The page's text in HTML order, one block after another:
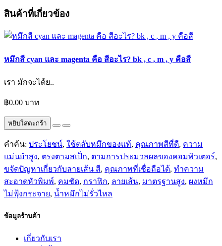
สินค้าที่เกี่ยวข้อง
หมึกสี cyan และ magenta คือ สีอะไร? bk , c , m , y คือสี
เรา มักจะได้ย..
฿0.00 บาท
หยิบใส่ตะกร้า
คำค้น: ประโยชน์, ใช้ตลับหมึกของแท้, คุณภาพสีที่ดี, ความ
แม่นยำสูง, ตรงตามสเป็ก, ตามการประมวลผลของคอมพิวเตอร์,
ขจัดปัญหาเกี่ยวกับลายเส้น สี, คุณภาพที่เชื่อถือได้, ทำความ
สะอาดหัวพิมพ์, คมชัด, กราฟิก, ลายเส้น, มาตรฐานสูง, ผงหมึก
ไม่ฟุ้งกระจาย, น้ำหมึกไม่รั่วไหล
ข้อมูลร้านค้า
เกี่ยวกับเรา